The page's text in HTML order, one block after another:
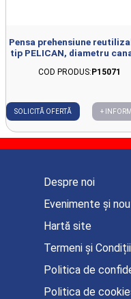
Pensa prehensiune
tip PELICAN, diametru
D1.8mm, L700mm
COD PRODUS: P15071
SOLICITĂ OFERTĂ +
Despre noi
Evenimente și
Hartă site
Termeni și Condiții
Politica de
Politica de